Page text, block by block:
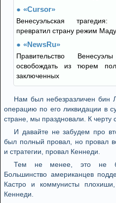
«Cursor»
Венесуэльская
превратил страну режим
«NewsRu»
Правительство
освобождать из тюрем
заключенных
Нам был небезразличен бин
операцию по его ликвидации в
стране, мы праздновали. К черту
И давайте не забудем про
был полный провал, но провал
и стратегии, провал Кеннеди.
Тем не менее, это не
Большинство американцев
Кастро и коммунисты
Кеннеди.